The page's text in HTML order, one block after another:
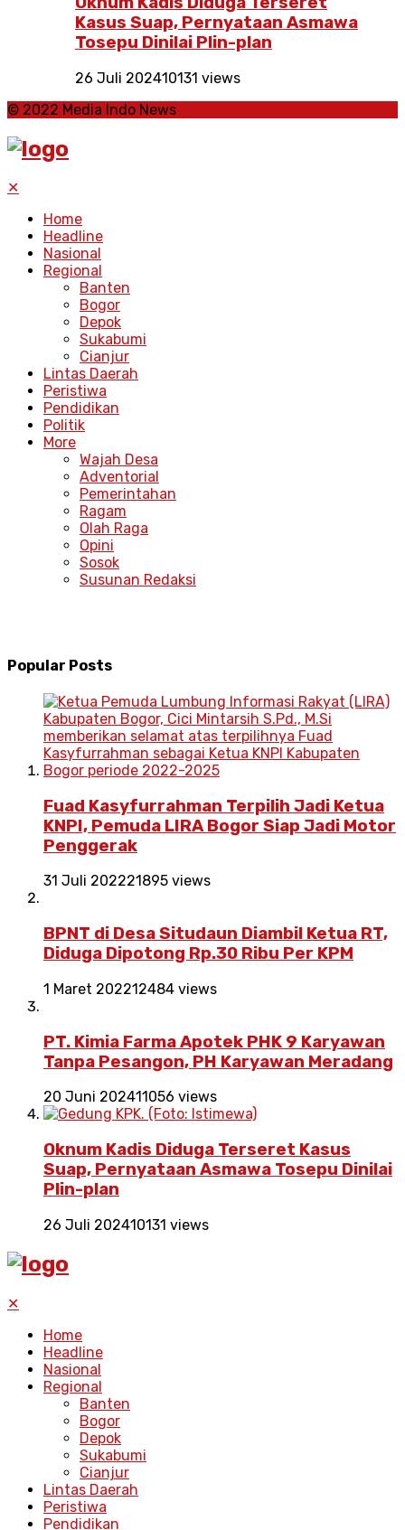
Kasus Suap, Pernyataan Asmawa
Tosepu Dinilai Plin-plan
26 Juli 202410131 views
© 2022 Media Indo News
✕
Home
Headline
Nasional
Regional
Banten
Bogor
Depok
Sukabumi
Cianjur
Lintas Daerah
Peristiwa
Pendidikan
Politik
More
Wajah Desa
Adventorial
Pemerintahan
Ragam
Olah Raga
Opini
Sosok
Susunan Redaksi
Popular Posts
Fuad Kasyfurrahman Terpilih Jadi Ketua
KNPI, Pemuda LIRA Bogor Siap Jadi Motor
Penggerak
31 Juli 202221895 views
BPNT di Desa Situdaun Diambil Ketua RT,
Diduga Dipotong Rp.30 Ribu Per KPM
1 Maret 202212484 views
PT. Kimia Farma Apotek PHK 9 Karyawan
Tanpa Pesangon, PH Karyawan Meradang
20 Juni 202411056 views
Oknum Kadis Diduga Terseret Kasus
Suap, Pernyataan Asmawa Tosepu Dinilai
Plin-plan
26 Juli 202410131 views
✕
Home
Headline
Nasional
Regional
Banten
Bogor
Depok
Sukabumi
Cianjur
Lintas Daerah
Peristiwa
Pendidikan